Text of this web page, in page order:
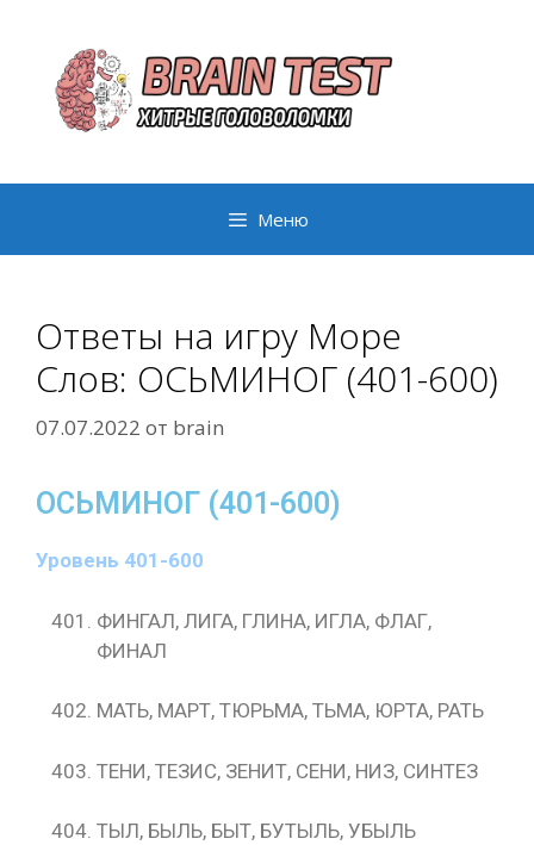
содержимому
Меню
Ответы на игру Море
Слов: ОСЬМИНОГ (401-600)
07.07.2022 от brain
ОСЬМИНОГ (401-600)
Уровень 401-600
ФИНГАЛ, ЛИГА, ГЛИНА, ИГЛА, ФЛАГ,
ФИНАЛ
МАТЬ, МАРТ, ТЮРЬМА, ТЬМА, ЮРТА, РАТЬ
ТЕНИ, ТЕЗИС, ЗЕНИТ, СЕНИ, НИЗ, СИНТЕЗ
ТЫЛ, БЫЛЬ, БЫТ, БУТЫЛЬ, УБЫЛЬ